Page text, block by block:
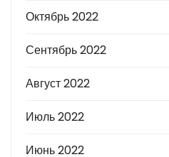
Октябрь 2022
Сентябрь 2022
Август 2022
Июль 2022
Июнь 2022